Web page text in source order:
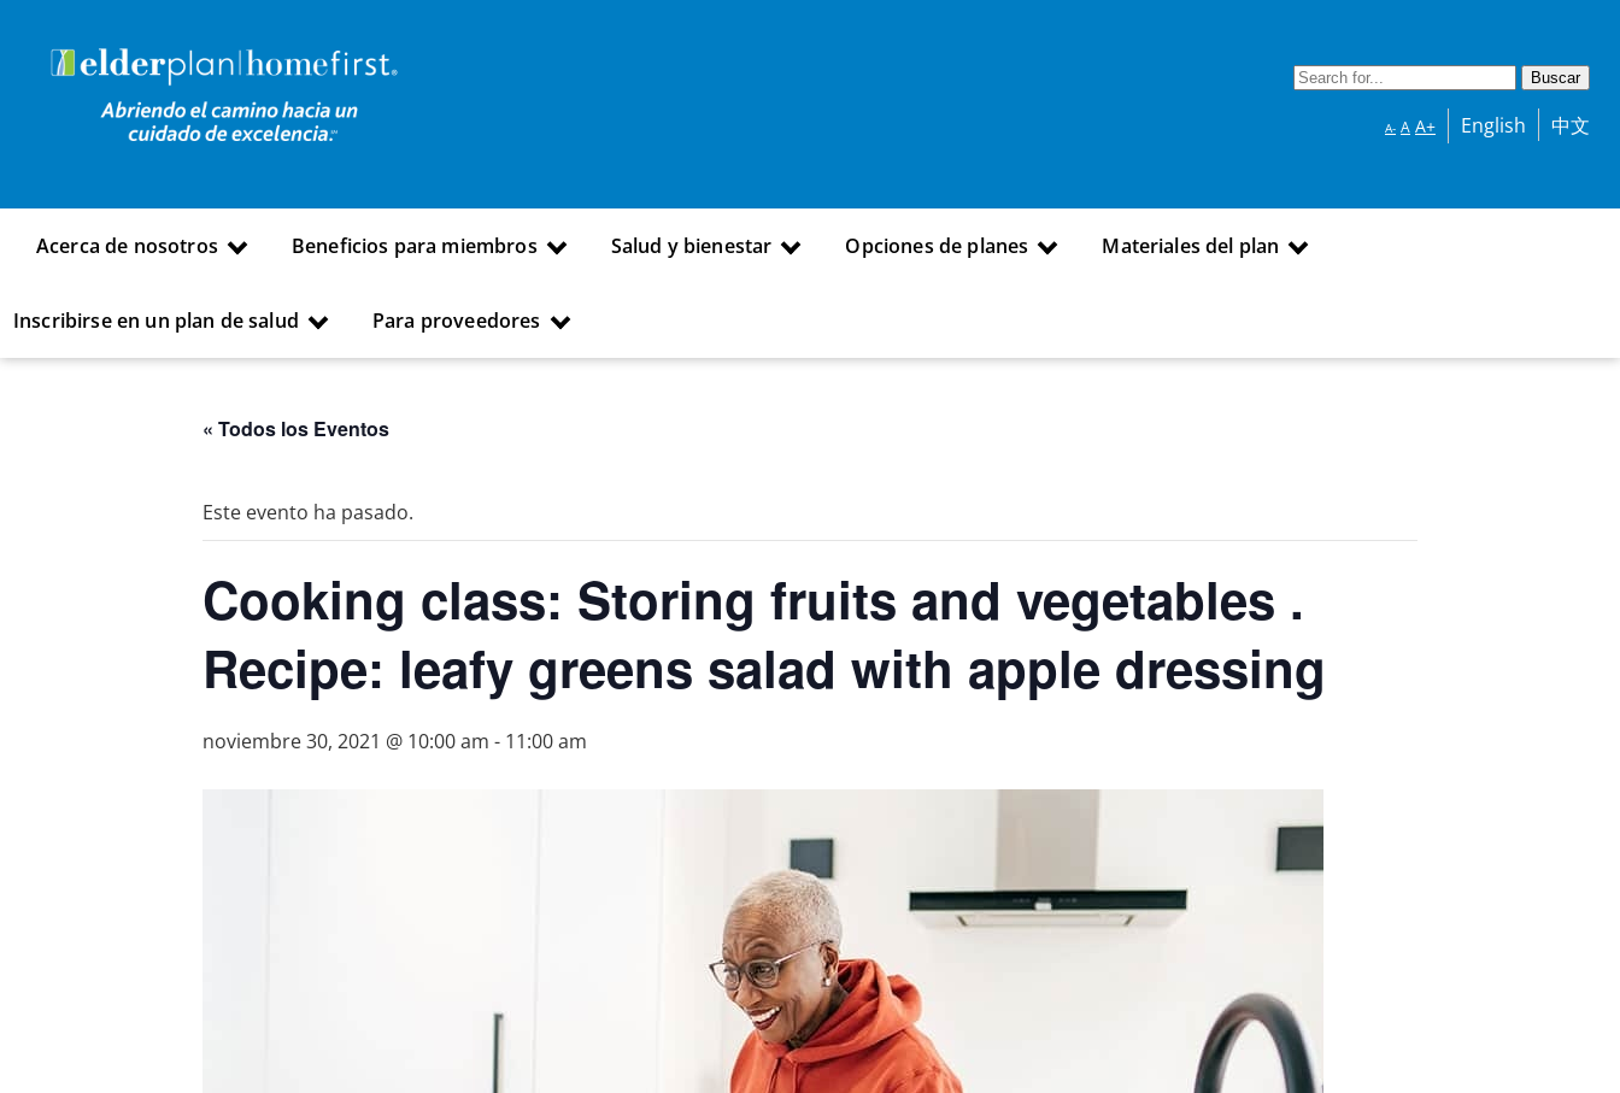
A- A A+ English 中文
Acerca de nosotros Beneficios para miembros Salud y bienestar Opciones de planes Materiales del plan
Inscribirse en un plan de salud Para proveedores
« Todos los Eventos
Este evento ha pasado.
Cooking class: Storing fruits and vegetables .
Recipe: leafy greens salad with apple dressing
noviembre 30, 2021 @ 10:00 am - 11:00 am